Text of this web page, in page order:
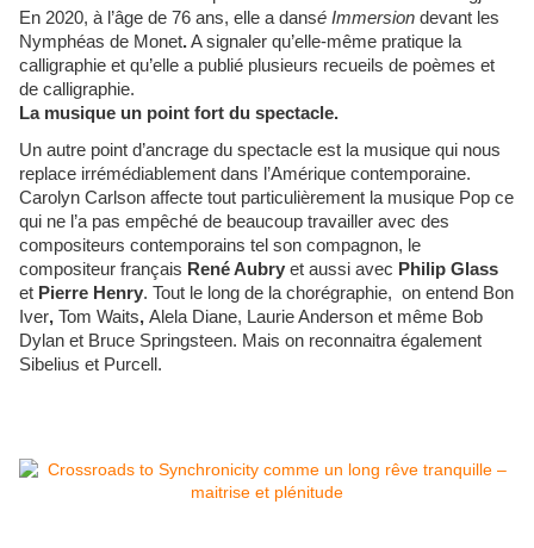
En 2020, à l’âge de 76 ans, elle a dansé Immersion devant les
Nymphéas de Monet.A signaler qu’elle-même pratique la
calligraphie et qu’elle a publié plusieurs recueils de poèmes et
de calligraphie.
La musique un point fort du spectacle.
Un autre point d’ancrage du spectacle est la musique qui nous
replace irrémédiablement dans l’Amérique contemporaine.
Carolyn Carlson affecte tout particulièrement la musique Pop ce
qui ne l’a pas empêché de beaucoup travailler avec des
compositeurs contemporains tel son compagnon, le
compositeur français René Aubry et aussi avec Philip Glass
et Pierre Henry. Tout le long de la chorégraphie, on entend Bon
Iver, Tom Waits, Alela Diane, Laurie Anderson et même Bob
Dylan et Bruce Springsteen. Mais on reconnaitra également
Sibelius et Purcell.